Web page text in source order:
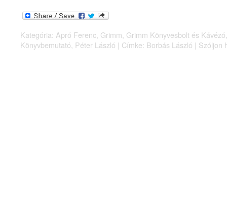
Kategória: Apró Ferenc, Grimm, Grimm Könyvesbolt és Kávézó
Könyvbemutató, Péter László | Címke: Borbás László | Szóljon